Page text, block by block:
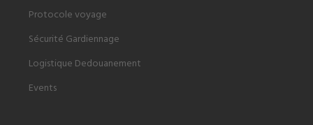
Protocole voyage
Sécurité Gardiennage
Logistique Dedouanement
Events